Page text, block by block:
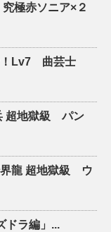
極赤ソニア×２
！Lv7 曲芸士
超地獄級 パン
界龍 超地獄級 ウ
ドラ編」...